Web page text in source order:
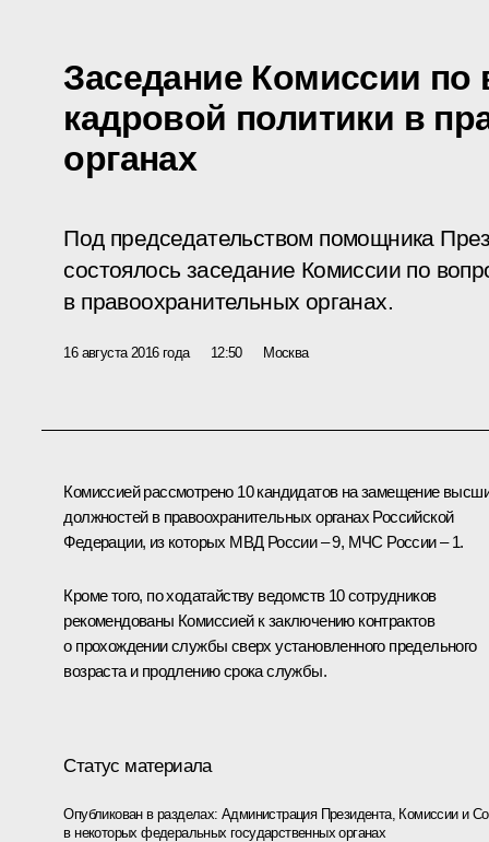
Заседание Комиссии по
кадровой политики в
органах
Под председательством помощника
состоялось заседание Комиссии по
в правоохранительных органах.
16 августа 2016 года 12:50 Москва
Комиссией рассмотрено 10 кандидатов на замещение
должностей в правоохранительных органах Российской
Федерации, из которых МВД России – 9, МЧС России – 1.
Кроме того, по ходатайству ведомств 10 сотрудников
рекомендованы Комиссией к заключению контрактов
о прохождении службы сверх установленного предельного
возраста и продлению срока службы.
Статус материала
Опубликован в разделах: Администрация Президента, Комиссии и
в некоторых федеральных государственных органах